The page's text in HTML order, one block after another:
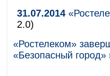
31.07.2014
2.0)
«Ростелеком»
«Безопасный